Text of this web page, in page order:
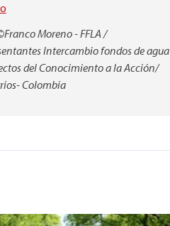
Moreno - FFLA /
Intercambio fondos de agua
del Conocimiento a la Acción/
Colombia